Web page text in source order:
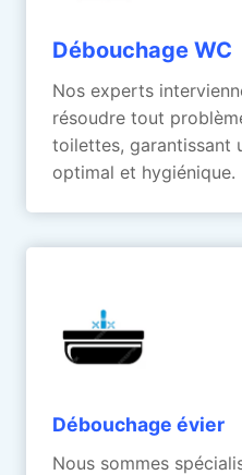
Débouchage WC
Nos experts
résoudre tout
toilettes, garantissant
optimal et hygiénique.
Débouchage évier
Nous sommes